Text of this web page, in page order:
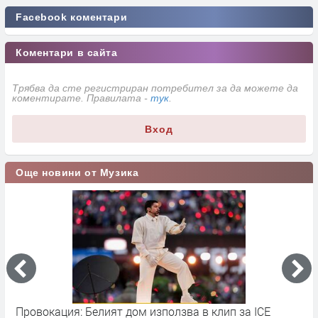
Facebook коментари
Коментари в сайта
Трябва да сте регистриран потребител за да можете да
коментирате. Правилата - тук
Вход
Още новини от Музика
Провокация: Белият дом използва в клип за ICE